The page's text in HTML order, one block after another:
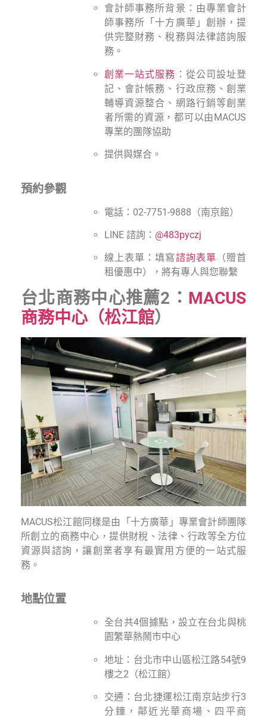
會計師事務所背景：由專業會計
師事務所「十方廣華」創辦，提
供完整財務、稅務與法律諮詢服
務。
創業一站式服務 ：從公司設址登
記、會計帳務、行政庶務、創業
輔導資源整合、網路行銷等創業
者所需的資源，都可以由MACUS
專業的團隊協助
提供與媒合。
預約參觀
電話：02-7751-9888（南京館）
LINE 諮詢： @483pyczj
線上表單：填寫諮詢表單 （贈首
租優惠中），將有專人與您聯繫
台北商務中心推薦2： MACUS
商務中心（松江館）
MACUS松江館同樣是由「十方廣華」專業會計師團隊
所創立的商務中心，提供財稅、法律、行政等全方位
資源與諮詢，讓創業者享有最實用方便的一站式服
務。
地點位置
全台共4個據點，設立在台北與桃
園繁華熱鬧市中心
地址：台北市中山區松江路54號9
樓之2（松江館）
交通：台北捷運松江南京站步行3
分鐘，鄰近光華商場、四平商